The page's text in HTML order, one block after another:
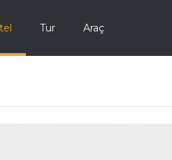
Tur Araç